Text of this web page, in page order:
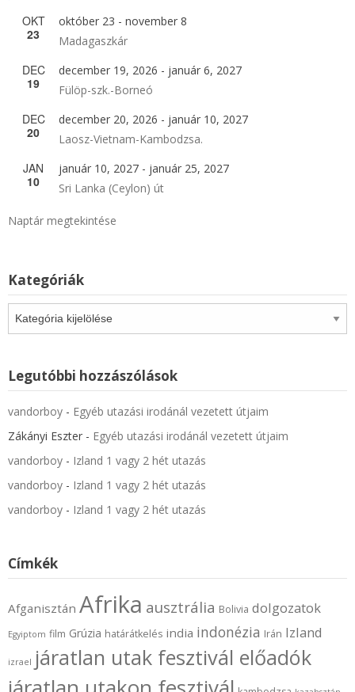
OKT
23
október 23 - november 8
Madagaszkár
DEC
19
december 19, 2026 - január 6, 2027
Fülöp-szk.-Borneó
DEC
20
december 20, 2026 - január 10, 2027
Laosz-Vietnam-Kambodzsa.
JAN
10
január 10, 2027 - január 25, 2027
Sri Lanka (Ceylon) út
Naptár megtekintése
Kategóriák
Kategóriák
Legutóbbi hozzászólások
vandorboy - Egyéb utazási irodánál vezetett útjaim
Zákányi Eszter - Egyéb utazási irodánál vezetett útjaim
vandorboy - Izland 1 vagy 2 hét utazás
vandorboy - Izland 1 vagy 2 hét utazás
vandorboy - Izland 1 vagy 2 hét utazás
Címkék
Afganisztán Afrika ausztrália Bolivia dolgozatok
Egyiptom film Grúzia határátkelés india indonézia Irán Izland
izrael járatlan utak fesztivál előadók